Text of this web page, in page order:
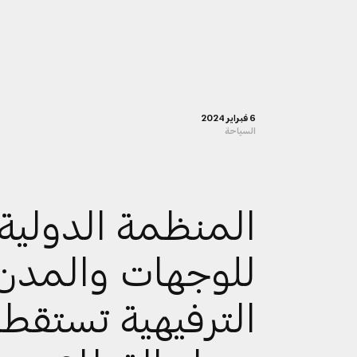
6 فبراير 2024
السياحة
المنظمة
للوجهات
الترفيهية